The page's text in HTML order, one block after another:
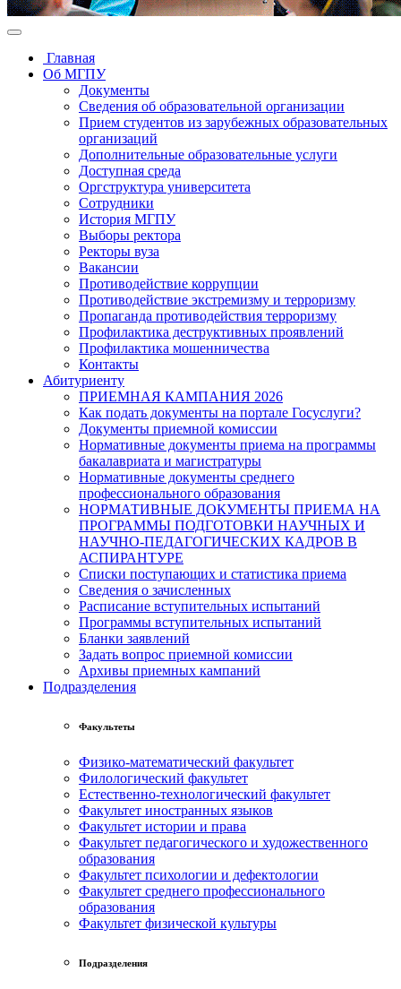
Главная
Об МГПУ
Документы
Сведения об образовательной организации
Прием студентов из зарубежных образовательных
организаций
Дополнительные образовательные услуги
Доступная среда
Оргструктура университета
Сотрудники
История МГПУ
Выборы ректора
Ректоры вуза
Вакансии
Противодействие коррупции
Противодействие экстремизму и терроризму
Пропаганда противодействия терроризму
Профилактика деструктивных проявлений
Профилактика мошенничества
Контакты
Абитуриенту
ПРИЕМНАЯ КАМПАНИЯ 2026
Как подать документы на портале Госуслуги?
Документы приемной комиссии
Нормативные документы приема на программы
бакалавриата и магистратуры
Нормативные документы среднего
профессионального образования
НОРМАТИВНЫЕ ДОКУМЕНТЫ ПРИЕМА НА
ПРОГРАММЫ ПОДГОТОВКИ НАУЧНЫХ И
НАУЧНО-ПЕДАГОГИЧЕСКИХ КАДРОВ В
АСПИРАНТУРЕ
Списки поступающих и статистика приема
Сведения о зачисленных
Расписание вступительных испытаний
Программы вступительных испытаний
Бланки заявлений
Задать вопрос приемной комиссии
Архивы приемных кампаний
Подразделения
Факультеты
Физико-математический факультет
Филологический факультет
Естественно-технологический факультет
Факультет иностранных языков
Факультет истории и права
Факультет педагогического и художественного
образования
Факультет психологии и дефектологии
Факультет среднего профессионального
образования
Факультет физической культуры
Подразделения